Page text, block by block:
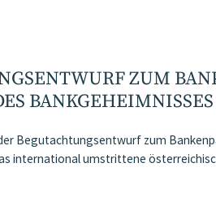
ZUM
Begutachtungsentwurf zum
international umstrittene